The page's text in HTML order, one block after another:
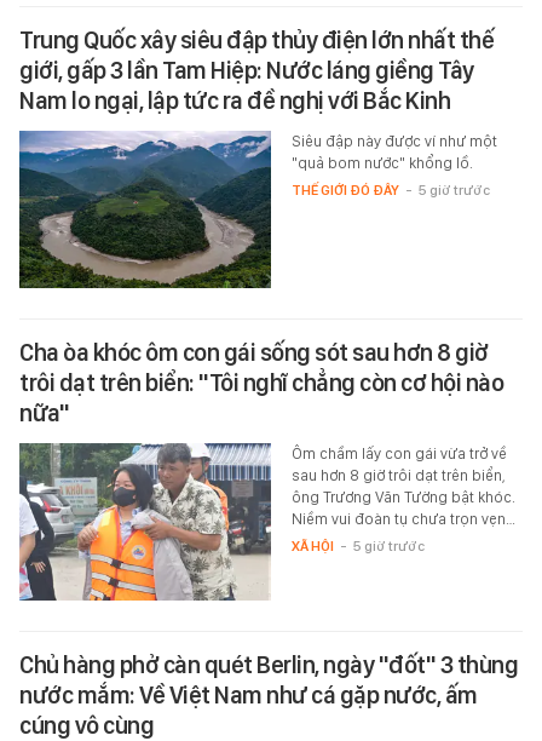
Trung Quốc xây siêu đập thủy điện lớn nhất thế
giới, gấp 3 lần Tam Hiệp: Nước láng giềng Tây
Nam lo ngại, lập tức ra đề nghị với Bắc Kinh
Siêu đập này được ví như một
"quả bom nước" khổng lồ.
THẾ GIỚI ĐÓ ĐÂY - 5 giờ trước
Cha òa khóc ôm con gái sống sót sau hơn 8 giờ
trôi dạt trên biển: "Tôi nghĩ chẳng còn cơ hội nào
nữa"
Ôm chầm lấy con gái vừa trở về
sau hơn 8 giờ trôi dạt trên biển,
ông Trương Văn Tường bật khóc.
Niềm vui đoàn tụ chưa trọn vẹn…
XÃ HỘI - 5 giờ trước
Chủ hàng phở càn quét Berlin, ngày "đốt" 3 thùng
nước mắm: Về Việt Nam như cá gặp nước, ấm
cúng vô cùng